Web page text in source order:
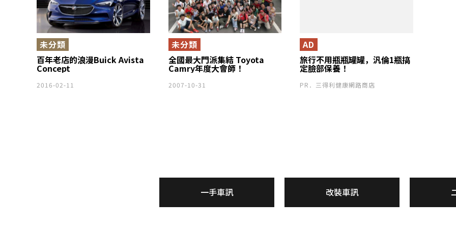
百年老店的浪漫Buick Avista
Concept
未分類
2016-02-11
全國最大門派集結 Toyota
Camry年度大會師！
未分類
2007-10-31
旅行不用瓶瓶罐罐，汎倫1瓶搞
定臉部保養！
AD
PR．三得利健康網路商店
一手車訊 改裝車訊